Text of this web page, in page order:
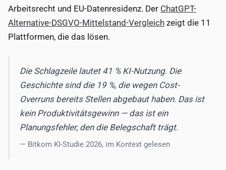
Arbeitsrecht und EU-Datenresidenz. Der ChatGPT-
Alternative-DSGVO-Mittelstand-Vergleich zeigt die 11
Plattformen, die das lösen.
Die Schlagzeile lautet 41 % KI-Nutzung. Die
Geschichte sind die 19 %, die wegen Cost-
Overruns bereits Stellen abgebaut haben. Das ist
kein Produktivitätsgewinn — das ist ein
Planungsfehler, den die Belegschaft trägt.
— Bitkom KI-Studie 2026, im Kontext gelesen